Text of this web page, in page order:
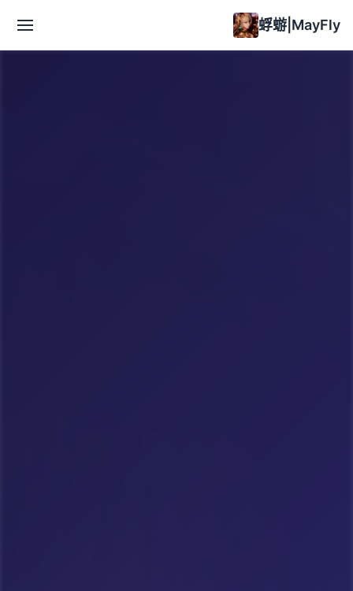
蜉蝣|MayFly